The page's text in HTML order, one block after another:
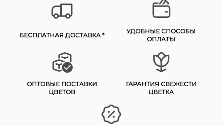
БЕСПЛАТНАЯ ДОСТАВКА *
УДОБНЫЕ СПОСОБЫ
ОПЛАТЫ
ОПТОВЫЕ ПОСТАВКИ
ЦВЕТОВ
ГАРАНТИЯ СВЕЖЕСТИ
ЦВЕТКА